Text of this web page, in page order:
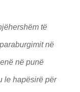
të
në
në punë
le hapësirë për